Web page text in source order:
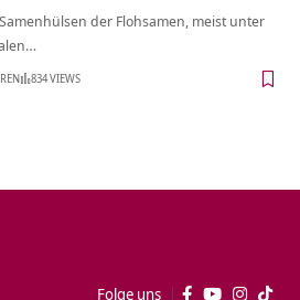
der Flohsamen, meist unter
834 VIEWS
Folge uns